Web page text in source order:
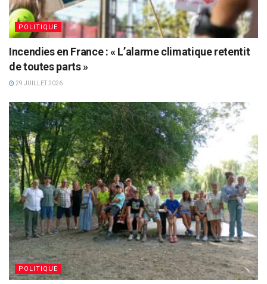
POLITIQUE
Incendies en France : « L’alarme climatique retentit
de toutes parts »
29 JUILLET 2026
POLITIQUE